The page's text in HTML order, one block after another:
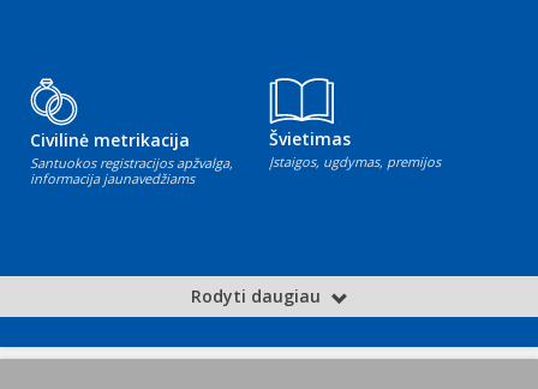
Civilinė metrikacija
Santuokos registracijos apžvalga,
informacija jaunavedžiams
Švietimas
Įstaigos, ugdymas, premijos
Rodyti daugiau